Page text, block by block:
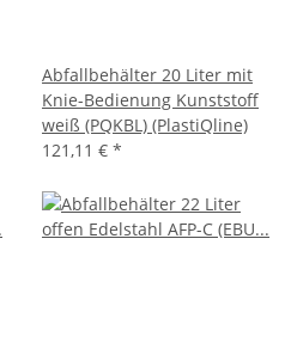
Abfallbehälter 20 Liter mit
Knie-Bedienung Kunststoff
weiß (PQKBL) (PlastiQline)
121,11 € *